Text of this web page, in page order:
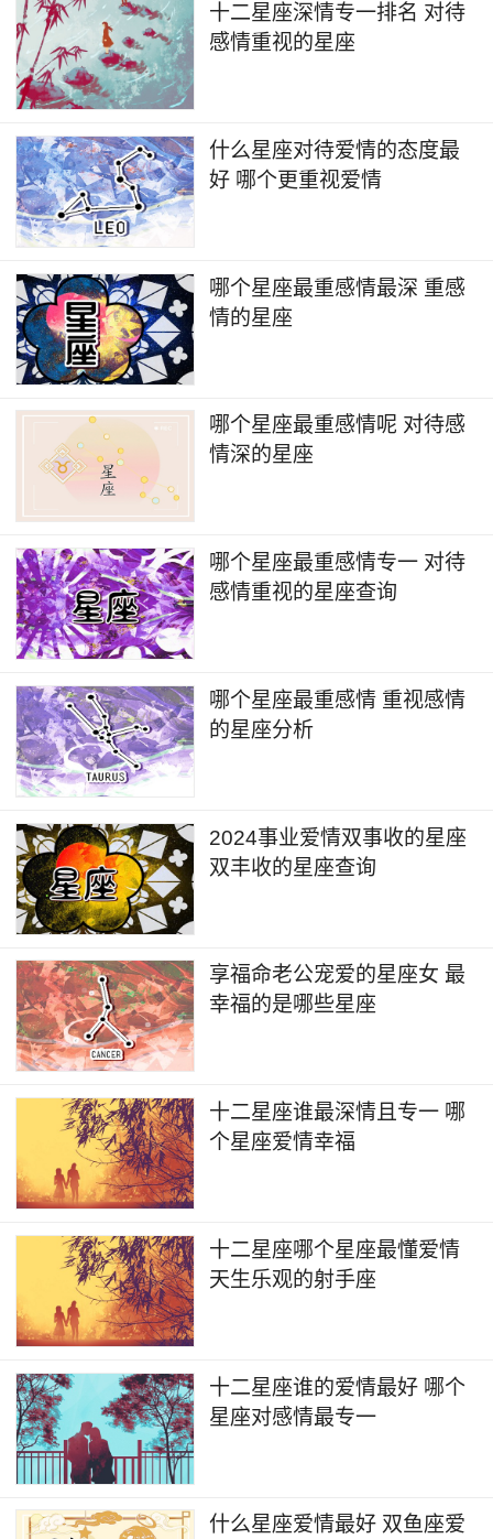
与对待爱情专一的星座相处，往往会感受到一
种安全和温暖。因为他们的忠诚和专一，让人感受
守护对方的幸福与安全，让爱情的种子在彼此心中
扎根生长，开出最美丽的花朵。
十二星座深情专一排名 对待
感情重视的星座
什么星座对待爱情的态度最
好 哪个更重视爱情
哪个星座最重感情最深 重感
情的星座
哪个星座最重感情呢 对待感
情深的星座
哪个星座最重感情专一 对待
感情重视的星座查询
哪个星座最重感情 重视感情
的星座分析
2024事业爱情双事收的星座
双丰收的星座查询
享福命老公宠爱的星座女 最
幸福的是哪些星座
十二星座谁最深情且专一 哪
个星座爱情幸福
十二星座哪个星座最懂爱情
天生乐观的射手座
十二星座谁的爱情最好 哪个
星座对感情最专一
什么星座爱情最好 双鱼座爱